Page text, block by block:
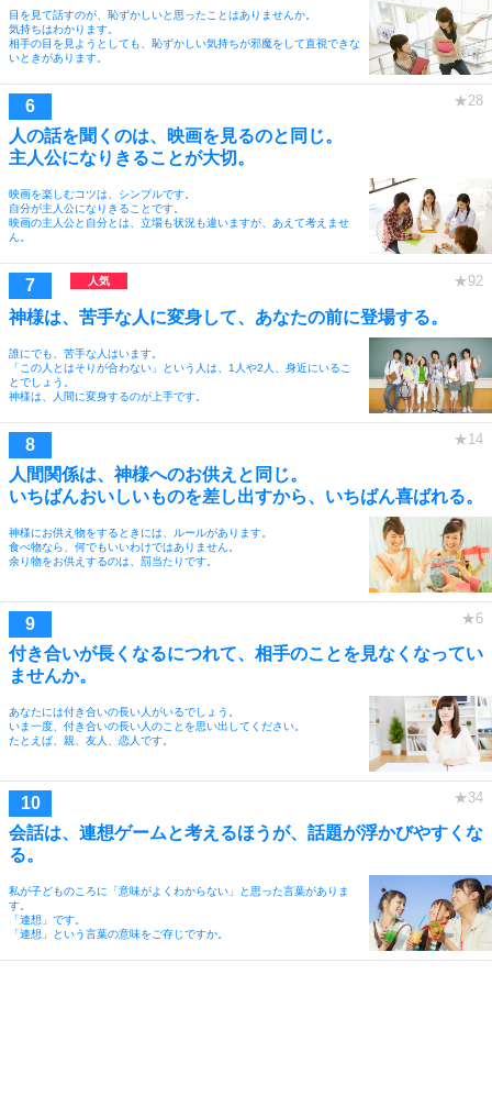
目を見て話すのが、恥ずかしいと思ったことはありませんか。
気持ちはわかります。
相手の目を見ようとしても、恥ずかしい気持ちが邪魔をして直視できな
いときがあります。
人の話を聞くのは、映画を見るのと同じ。
主人公になりきることが大切。
映画を楽しむコツは、シンプルです。
自分が主人公になりきることです。
映画の主人公と自分とは、立場も状況も違いますが、あえて考えませ
ん。
神様は、苦手な人に変身して、あなたの前に登場する。
誰にでも、苦手な人はいます。
「この人とはそりが合わない」という人は、1人や2人、身近にいるこ
とでしょう。
神様は、人間に変身するのが上手です。
人間関係は、神様へのお供えと同じ。
いちばんおいしいものを差し出すから、いちばん喜ばれる。
神様にお供え物をするときには、ルールがあります。
食べ物なら、何でもいいわけではありません。
余り物をお供えするのは、罰当たりです。
付き合いが長くなるにつれて、相手のことを見なくなってい
ませんか。
あなたには付き合いの長い人がいるでしょう。
いま一度、付き合いの長い人のことを思い出してください。
たとえば、親、友人、恋人です。
会話は、連想ゲームと考えるほうが、話題が浮かびやすくな
る。
私が子どものころに「意味がよくわからない」と思った言葉がありま
す。
「連想」です。
「連想」という言葉の意味をご存じですか。